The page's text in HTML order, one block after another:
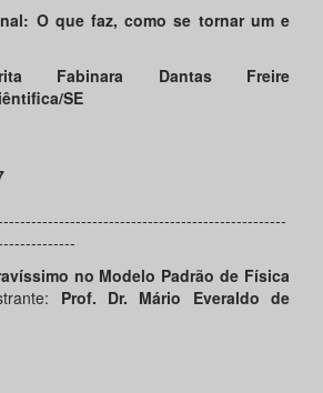
O que faz, como se tornar um e
Fabinara Dantas Freire
SE
no Modelo Padrão de Física
Prof. Dr. Mário Everaldo de